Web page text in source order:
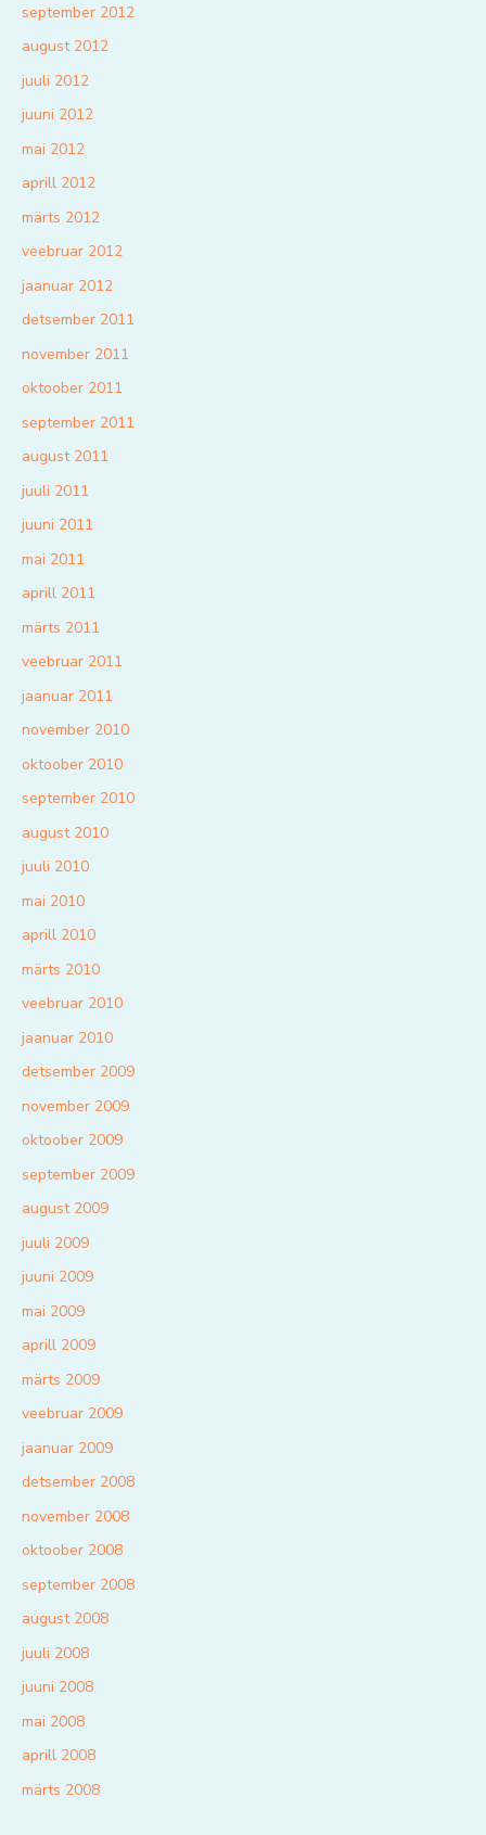
september 2012
august 2012
juuli 2012
juuni 2012
mai 2012
aprill 2012
märts 2012
veebruar 2012
jaanuar 2012
detsember 2011
november 2011
oktoober 2011
september 2011
august 2011
juuli 2011
juuni 2011
mai 2011
aprill 2011
märts 2011
veebruar 2011
jaanuar 2011
november 2010
oktoober 2010
september 2010
august 2010
juuli 2010
mai 2010
aprill 2010
märts 2010
veebruar 2010
jaanuar 2010
detsember 2009
november 2009
oktoober 2009
september 2009
august 2009
juuli 2009
juuni 2009
mai 2009
aprill 2009
märts 2009
veebruar 2009
jaanuar 2009
detsember 2008
november 2008
oktoober 2008
september 2008
august 2008
juuli 2008
juuni 2008
mai 2008
aprill 2008
märts 2008